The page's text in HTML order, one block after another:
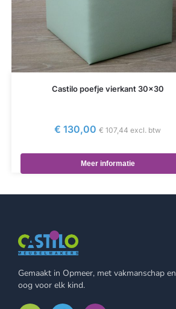
Castilo poefje vierkant 30×30
€ 130,00 € 107,44 excl. btw
Meer informatie
Gemaakt in Opmeer, met vakmanschap en
oog voor elk kind.